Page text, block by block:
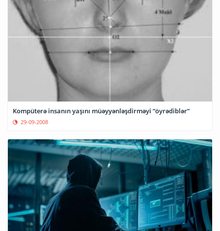
Kompüterə insanın yaşını müəyyənləşdirməyi “öyrədiblər”
29-09-2008